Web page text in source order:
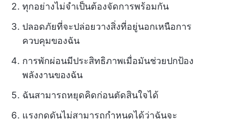
ทุกอย่างไม่จำเป็นต้องจัดการพร้อมกัน
ปลอดภัยที่จะปล่อยวางสิ่งที่อยู่นอกเหนือการ
ควบคุมของฉัน
การพักผ่อนมีประสิทธิภาพเมื่อมันช่วยปกป้อง
พลังงานของฉัน
ฉันสามารถหยุดคิดก่อนตัดสินใจได้
แรงกดดันไม่สามารถกำหนดได้ว่าฉันจะ